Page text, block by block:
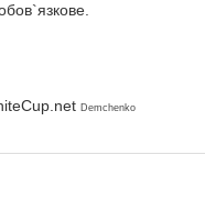
Demchenko